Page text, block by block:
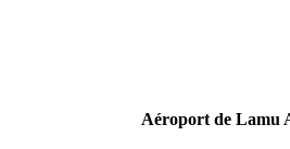
Aéroport de Lamu